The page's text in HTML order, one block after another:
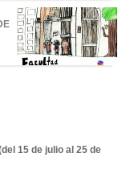
15 de julio al 25 de